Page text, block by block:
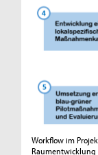
Workflow im